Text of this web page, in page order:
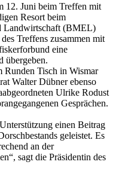
12. Juni beim Treffen mit
Resort beim
Landwirtschaft (BMEL)
Treffens zusammen mit
eine
übergeben.
Runden Tisch in Wismar
Walter Dübner ebenso
Ulrike Rodust
Gesprächen.
einen Beitrag
geleistet. Es
an der
sagt die Präsidentin des